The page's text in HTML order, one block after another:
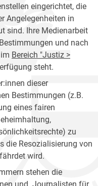
eingerichtet, die
Angelegenheiten in
sind. Ihre Medienarbeit
und nach
Bereich "Justiz >
steht.
dieser
Bestimmungen (z.B.
eines fairen
zu
die Resozialisierung von
wird.
stehen die